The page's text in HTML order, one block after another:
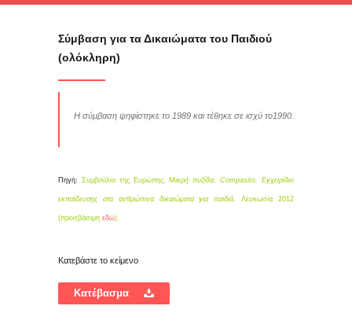
Σύμβαση για τα Δικαιώματα του Παιδιού
(ολόκληρη)
Η σύμβαση ψηφίστηκε το 1989 και τέθηκε σε ισχύ το1990.
Πηγή: Συμβούλιο της Ευρώπης,Μικρή πυξίδα. Compasito. Εγχειρίδιο
εκπαίδευσης στα ανθρώπινα δικαιώματα για παιδιά, Λευκωσία 2012
(προσβάσιμη εδώ).
Κατεβάστε το κείμενο
Κατέβασμα